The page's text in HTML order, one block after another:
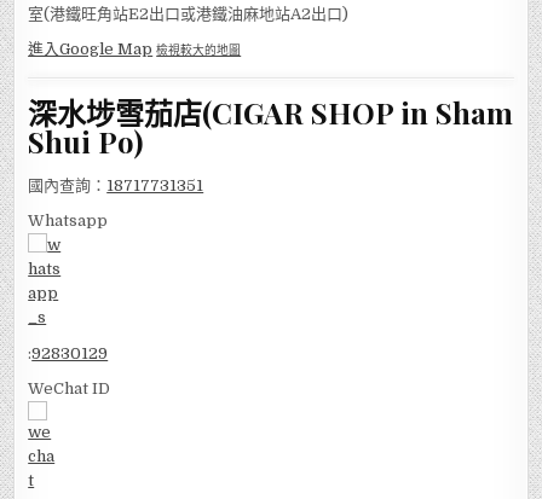
室(港鐵旺角站E2出口或港鐵油麻地站A2出口)
進入Google Map 檢視較大的地圖
深水埗雪茄店(CIGAR SHOP in Sham
Shui Po)
國內查詢： 18717731351
Whatsapp
:92830129
WeChat ID